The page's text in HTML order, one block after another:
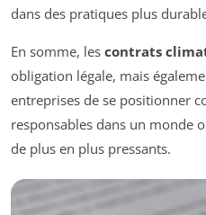
dans des pratiques plus
En somme, les contrats
obligation légale, mais
entreprises de se positionner
responsables dans un monde
de plus en plus pressants.